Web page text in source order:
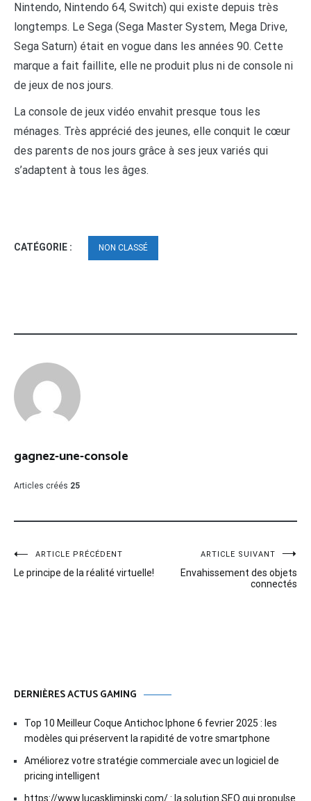
Nintendo, Nintendo 64, Switch) qui existe depuis très
longtemps. Le Sega (Sega Master System, Mega Drive,
Sega Saturn) était en vogue dans les années 90. Cette
marque a fait faillite, elle ne produit plus ni de console ni
de jeux de nos jours.
La console de jeux vidéo envahit presque tous les
ménages. Très apprécié des jeunes, elle conquit le cœur
des parents de nos jours grâce à ses jeux variés qui
s’adaptent à tous les âges.
CATÉGORIE : NON CLASSÉ
gagnez-une-console
Articles créés 25
Navigation
de
ARTICLE PRÉCÉDENT
Le principe de la réalité virtuelle!
ARTICLE SUIVANT
Envahissement des objets
connectés
DERNIÈRES ACTUS GAMING
Top 10 Meilleur Coque Antichoc Iphone 6 fevrier 2025 : les
modèles qui préservent la rapidité de votre smartphone
Améliorez votre stratégie commerciale avec un logiciel de
pricing intelligent
https://www.lucaskliminski.com/ : la solution SEO qui propulse